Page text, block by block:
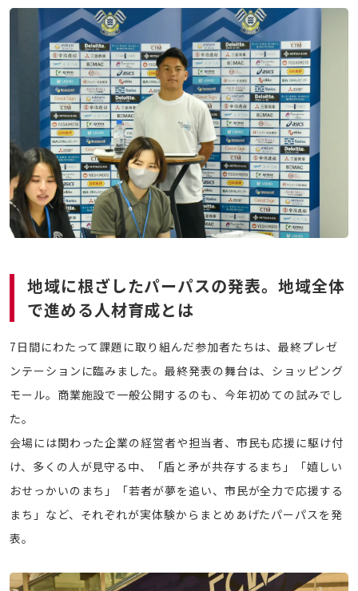
地域に根ざしたパーパスの発表。地域全体
で進める人材育成とは
7日間にわたって課題に取り組んだ参加者たちは、最終プレゼ
ンテーションに臨みました。最終発表の舞台は、ショッピング
モール。商業施設で一般公開するのも、今年初めての試みでし
た。
会場には関わった企業の経営者や担当者、市民も応援に駆け付
け、多くの人が見守る中、「盾と矛が共存するまち」「嬉しい
おせっかいのまち」「若者が夢を追い、市民が全力で応援する
まち」など、それぞれが実体験からまとめあげたパーパスを発
表。